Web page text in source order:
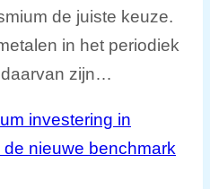
de juiste keuze.
in het periodiek
zijn…
investering in
nieuwe benchmark